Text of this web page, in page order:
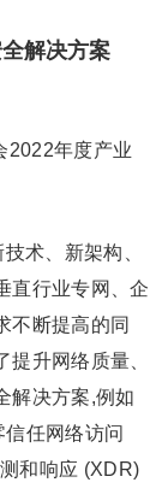
解决方案
2022年度产业
术、新架构、
直行业专网、企
不断提高的同
升网络质量、
解决方案,例如
任网络访问
和响应 (XDR)